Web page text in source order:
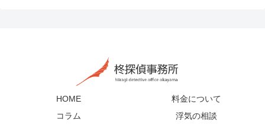
HOME
料金について
コラム
浮気の相談